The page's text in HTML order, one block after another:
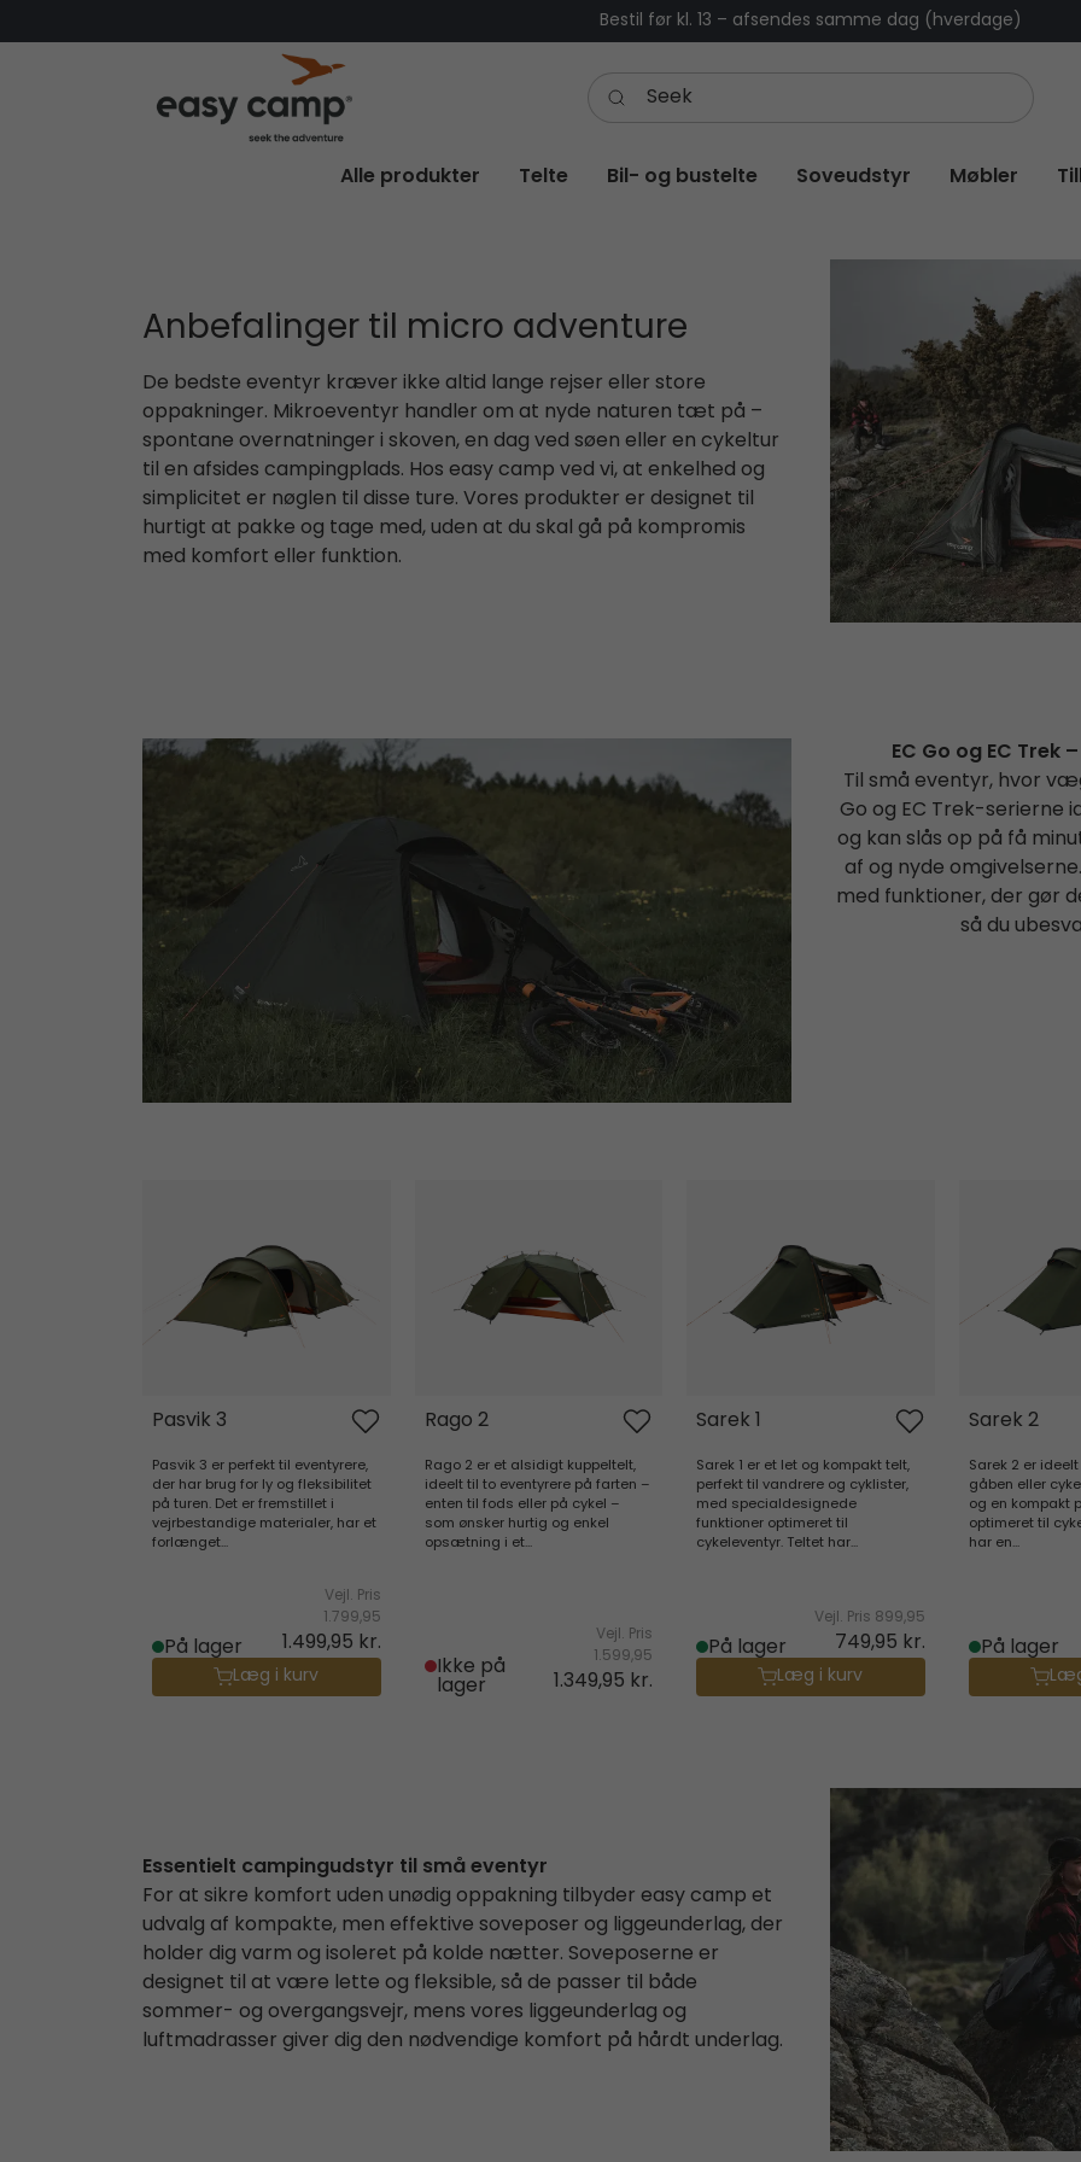
Bestil før kl. 13 – afsendes samme dag (hverdage)
Alle produkter Telte Bil- og bustelte Soveudstyr Møbler
Anbefalinger til micro adventure
De bedste eventyr kræver ikke altid lange rejser eller store
oppakninger. Mikroeventyr handler om at nyde naturen tæt på –
spontane overnatninger i skoven, en dag ved søen eller en cykeltur
til en afsides campingplads. Hos easy camp ved vi, at enkelhed og
simplicitet er nøglen til disse ture. Vores produkter er designet til
hurtigt at pakke og tage med, uden at du skal gå på kompromis
med komfort eller funktion.
EC Go og EC
Til små eventyr, hvor
Go og EC Trek-serierne
og kan slås op på få
af og nyde
med funktioner, der gør
så du
Pasvik 3
Pasvik 3 er perfekt til eventyrere,
der har brug for ly og fleksibilitet
på turen. Det er fremstillet i
vejrbestandige materialer, har et
forlænget...
På lager
Vejl. Pris
1.799,95
1.499,95 kr.
Læg i kurv
Rago 2
Rago 2 er et alsidigt kuppeltelt,
ideelt til to eventyrere på farten –
enten til fods eller på cykel –
som ønsker hurtig og enkel
opsætning i et...
Ikke på
lager
Vejl. Pris
1.599,95
1.349,95 kr.
Sarek 1
Sarek 1 er et let og kompakt telt,
perfekt til vandrere og cyklister,
med specialdesignede
funktioner optimeret til
cykeleventyr. Teltet har...
På lager
Vejl. Pris 899,95
749,95 kr.
Læg i kurv
Sarek 2
Sarek 2 er
gåben eller
og en kompakt
optimeret til
har en...
På lager
Essentielt campingudstyr til små eventyr
For at sikre komfort uden unødig oppakning tilbyder easy camp et
udvalg af kompakte, men effektive soveposer og liggeunderlag, der
holder dig varm og isoleret på kolde nætter. Soveposerne er
designet til at være lette og fleksible, så de passer til både
sommer- og overgangsvejr, mens vores liggeunderlag og
luftmadrasser giver dig den nødvendige komfort på hårdt underlag.